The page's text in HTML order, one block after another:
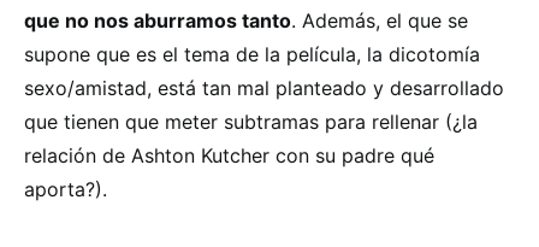
que no nos aburramos tanto. Además, el que se
supone que es el tema de la película, la dicotomía
sexo/amistad, está tan mal planteado y desarrollado
que tienen que meter subtramas para rellenar (¿la
relación de Ashton Kutcher con su padre qué
aporta?).